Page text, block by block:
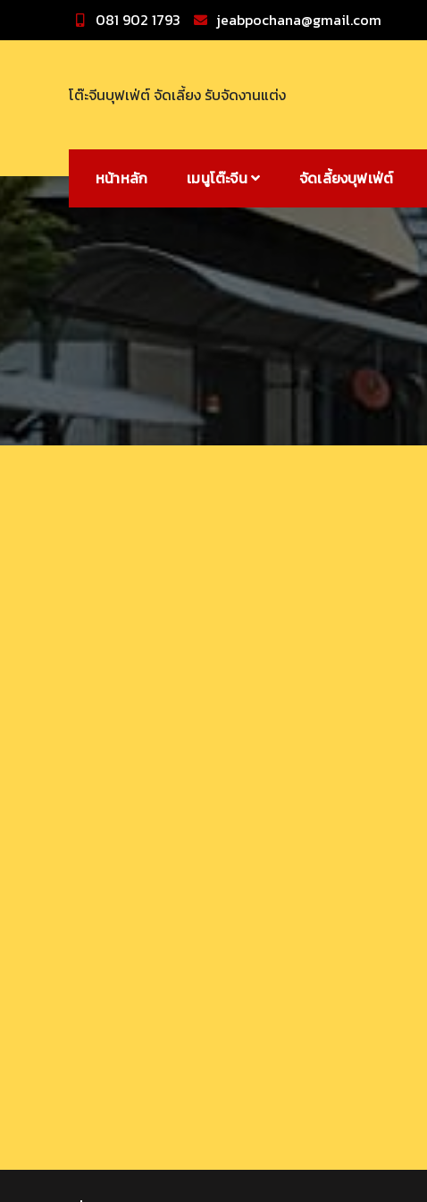
081 902 1793 jeabpochana@gmail.com
โต๊ะจีนบุฟเฟ่ต์ จัดเลี้ยง รับจัดงานแต่ง
หน้าหลัก เมนูโต๊ะจีน จัดเลี้ยงบุฟเฟ่ต์